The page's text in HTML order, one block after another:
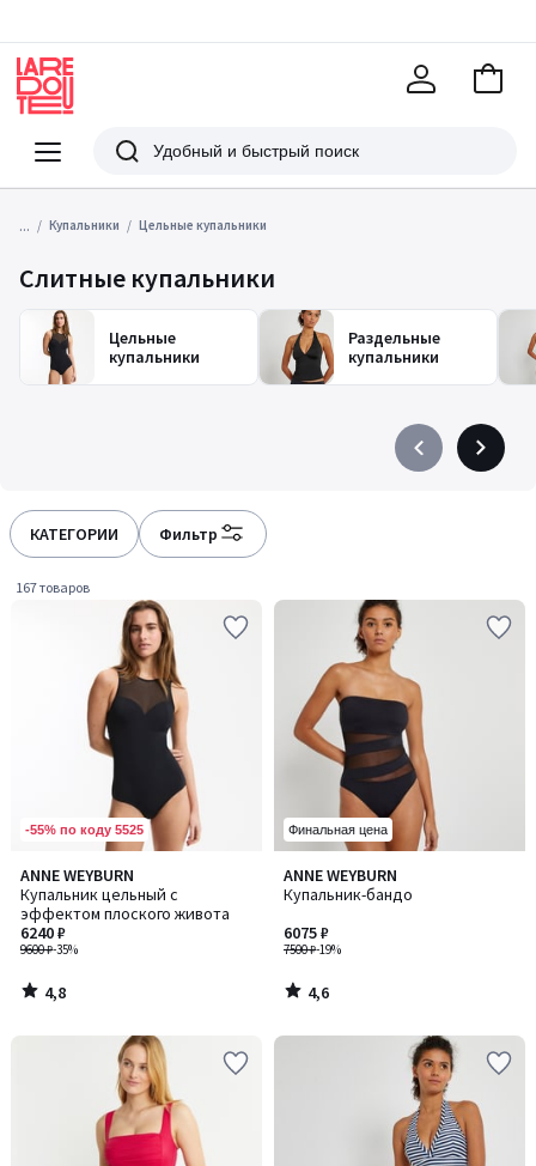
Меню
Redoute
Поиск
В
... Купальники Цельные купальники
Слитные купальники
Цельные
купальники
Раздельные
купальники
PrécédentSuivant
КАТЕГОРИИ Фильтр
167 товаров
-55% по коду 5525
ANNE WEYBURN
Купальник цельный с
эффектом плоского живота
9600 ₽-35%
6240 ₽
4,8
/ 5
4,8
/
Финальная цена
ANNE WEYBURN
Купальник-бандо
7500 ₽-19%
6075 ₽
4,6
/ 5
4,6
/